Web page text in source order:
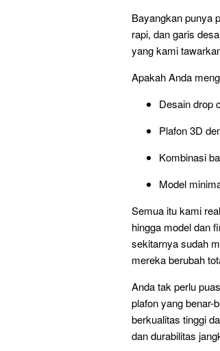
Bayangkan punya
rapi, dan garis
yang kami
Apakah Anda
Desain drop
Plafon 3D
Kombinasi
Model
Semua itu kami
hingga model dan
sekitarnya sudah
mereka berubah
Anda tak perlu
plafon yang benar-
berkualitas tinggi
dan durabilitas